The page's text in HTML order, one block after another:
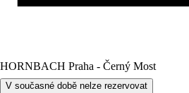
HORNBACH Praha - Černý Most
V současné době nelze rezervovat